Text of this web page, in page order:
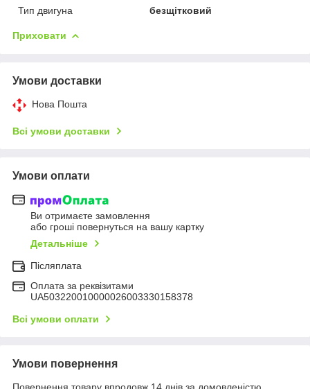
Тип двигуна
безщітковий
Приховати
Умови доставки
Нова Пошта
Всі умови доставки
Умови оплати
Ви отримаєте замовлення
або гроші повернуться на вашу картку
Детальніше
Післяплата
Оплата за реквізитами
UA503220010000026003330158378
Всі умови оплати
Умови повернення